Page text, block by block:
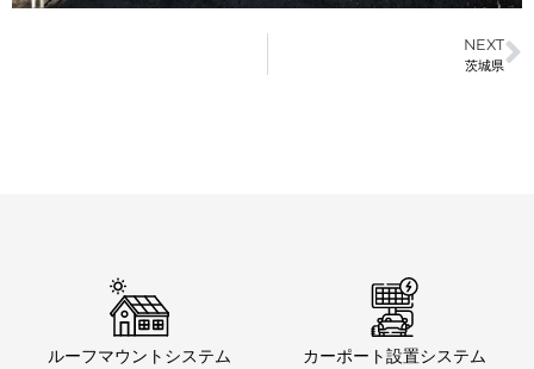
NEXT
茨城県
ルーフマウントシステム カーポート設置システム